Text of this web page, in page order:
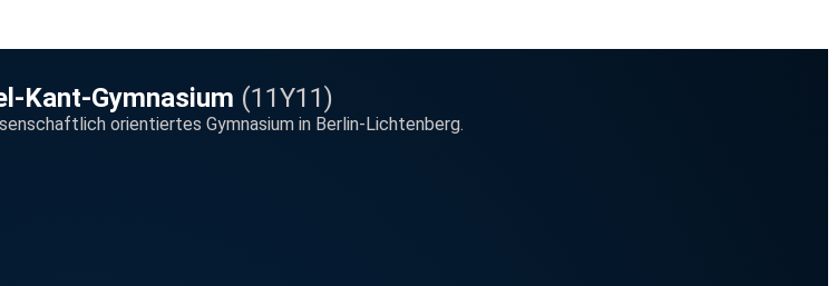
Kant-Gymnasium (11Y11)
orientiertes Gymnasium in Berlin-Lichtenberg.